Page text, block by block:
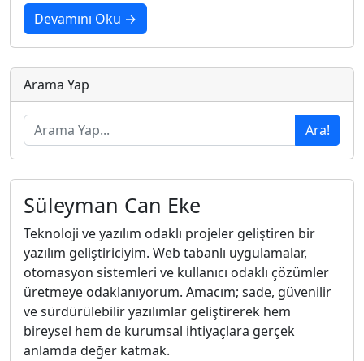
Devamını Oku →
Arama Yap
Ara!
Süleyman Can Eke
Teknoloji ve yazılım odaklı projeler geliştiren bir
yazılım geliştiriciyim. Web tabanlı uygulamalar,
otomasyon sistemleri ve kullanıcı odaklı çözümler
üretmeye odaklanıyorum. Amacım; sade, güvenilir
ve sürdürülebilir yazılımlar geliştirerek hem
bireysel hem de kurumsal ihtiyaçlara gerçek
anlamda değer katmak.